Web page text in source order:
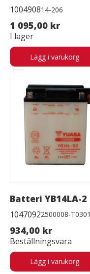
100490814-206
1 095,00 kr
I lager
Lägg i varukorg
Batteri YB14LA-2
10470922500008-T0301
934,00 kr
Beställningsvara
Lägg i varukorg